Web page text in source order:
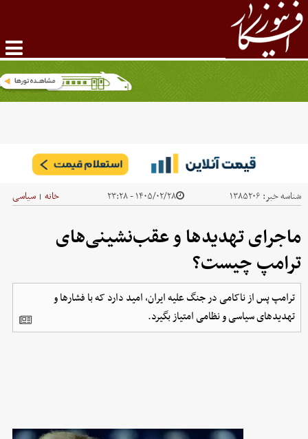
شناسه خبر: ۱۳۸۵۲۰۶ ۱۴۰۵/۰۲/۲۸ - ۲۳:۲۸ خانه | سیاسی
ماجرای تهدیدها و عقب‌نشینی‌های
ترامپ چیست؟
ترامپ پس از ناکامی در جنگ علیه ایران، امید دارد که با فشارها و
تهدیدهای سیاسی و نظامی امتیاز بگیرد.